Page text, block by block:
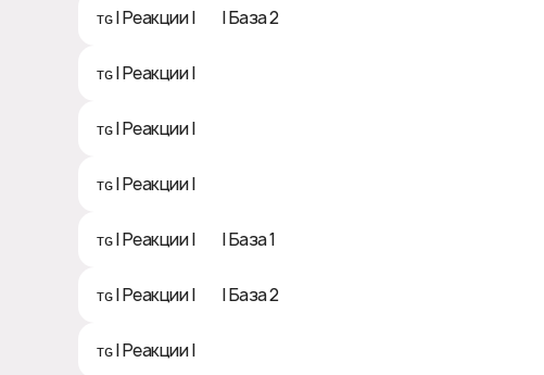
ᴛɢ | Реакции | 🔥 | База 2
ᴛɢ | Реакции | 🤣
ᴛɢ | Реакции | 👏
ᴛɢ | Реакции | 🙏
ᴛɢ | Реакции | 🤩 | База 1
ᴛɢ | Реакции | 🤩 | База 2
ᴛɢ | Реакции | 😘